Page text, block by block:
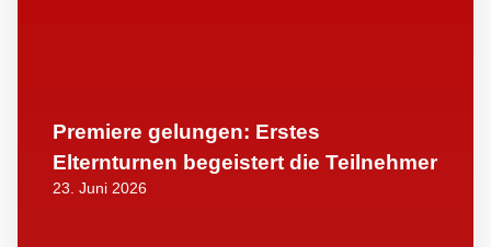
Premiere gelungen: Erstes
Elternturnen begeistert die Teilnehmer
23. Juni 2026